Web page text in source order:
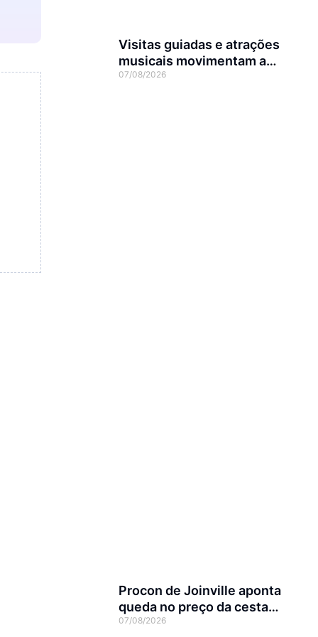
Visitas guiadas e atrações
musicais movimentam a
agenda cultural da semana
07/08/2026
Procon de Joinville aponta
queda no preço da cesta
básica em agosto
07/08/2026